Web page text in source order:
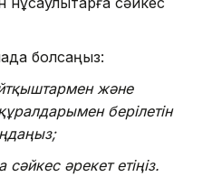
болсаңыз:
және
берілетін
әрекет етіңіз.